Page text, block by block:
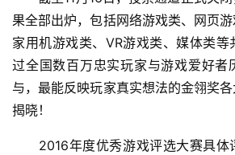
游
茶
原
创
果全部出炉，包括网络游戏类、网页游
家用机游戏类、VR游戏类、媒体类等
过全国数百万忠实玩家与游戏爱好者
与，最能反映玩家真实想法的金翎奖
揭晓！
2016年度优秀游戏评选大赛具体